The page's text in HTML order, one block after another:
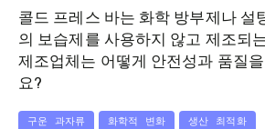
콜드 프레스 바는 화학 방부제나 설
의 보습제를 사용하지 않고 제조되
제조업체는 어떻게 안전성과 품질
요?
구운 과자류 화학적 변화 생산 최적화